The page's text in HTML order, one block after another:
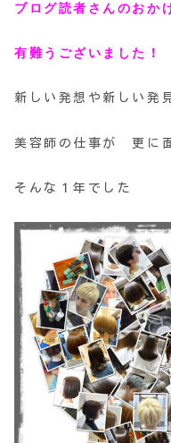
ブログ読者さんのおか
有難うございました！
新しい発想や新しい発
美容師の仕事が 更に
そんな１年でした